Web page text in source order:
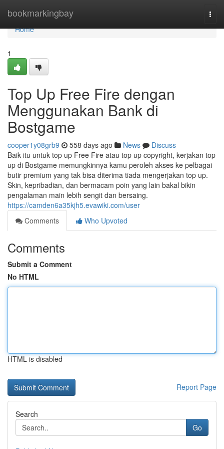
bookmarkingbay
Home
Home
1
Top Up Free Fire dengan
Menggunakan Bank di
Bostgame
cooper1y08grb9 558 days ago News
Discuss
Baik itu untuk top up Free Fire atau top up copyright, kerjakan top
up di Bostgame memungkinnya kamu peroleh akses ke pelbagai
butir premium yang tak bisa diterima tiada mengerjakan top up.
Skin, kepribadian, dan bermacam poin yang lain bakal bikin
pengalaman main lebih sengit dan bersaing.
https://camden6a35kjh5.evawiki.com/user
Comments
Who Upvoted
Comments
Submit a Comment
No HTML
HTML is disabled
Report Page
Search
Go